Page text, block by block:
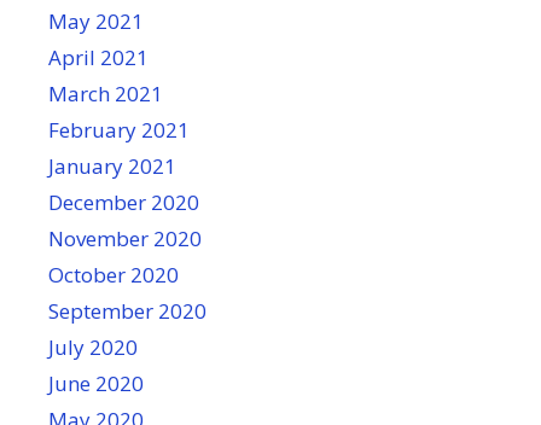
May 2021
April 2021
March 2021
February 2021
January 2021
December 2020
November 2020
October 2020
September 2020
July 2020
June 2020